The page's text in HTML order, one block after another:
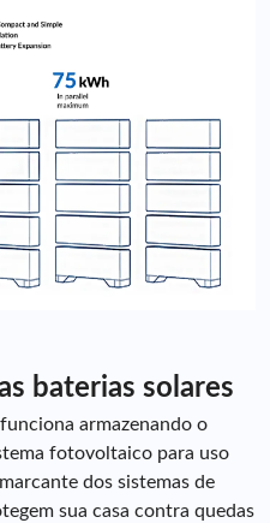
baterias solares
armazenando o
fotovoltaico para uso
dos sistemas de
sua casa contra quedas